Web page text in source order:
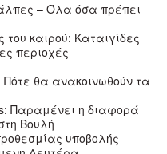
– Όλα όσα πρέπει
του καιρού: Καταιγίδες
περιοχές
Πότε θα ανακοινωθούν τα
Παραμένει η διαφορά
Βουλή
υποβολής